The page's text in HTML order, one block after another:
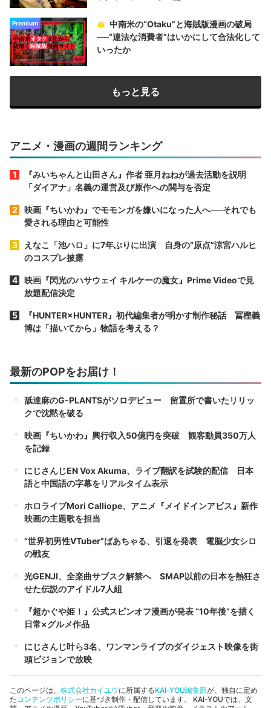
Premium
中南米の“Otaku”と海賊版漫画の破局
──“違法な消費者”はいかにして合法化して
いったか
もっと見る
アニメ・漫画の週間ランキング
『みいちゃんと山田さん』作者 亜月ねねが過去活動を説明
「ダイアナ」名義の運営及び原作への関与を否定
映画『ちいかわ』でモモンガを嫌いになった人へ──それでも
愛される理由と可能性
えなこ「池ハロ」に7年ぶりに出演 自身の“原点”涼宮ハルヒ
のコスプレ披露
映画『閃光のハサウェイ キルケーの魔女』Prime Videoで見
放題配信決定
『HUNTER×HUNTER』初代編集者が明かす制作秘話 冨樫義
博は「描いてから」物語を考える？
最新のPOPをお届け！
舐達麻のG-PLANTSがソロデビュー 留置所で書いたリリッ
クで沈黙を破る
映画『ちいかわ』興行収入50億円を突破 観客動員350万人
を記録
にじさんじEN Vox Akuma、ライブ翻訳を試験的配信 日本
語と中国語の字幕をリアルタイム表示
ホロライブMori Calliope、アニメ『メイドインアビス』新作
映画の主題歌を担当
“世界初男性VTuber”ばあちゃる、引退を発表 電脳少女シロ
の戦友
光GENJI、全楽曲サブスク解禁へ SMAP以前の日本を熱狂さ
せた伝説のアイドル7人組
『超かぐや姫！』公式スピンオフ漫画が発表 “10年後”を描く
日常×グルメ作品
にじさんじ叶ら3名、ワンマンライブのダイジェスト映像を街
頭ビジョンで放映
このページは、 株式会社カイユウに所属するKAI-YOU編集部が、独自に定め
たコンテンツポリシーに基づき制作・配信しています。 KAI-YOUでは、文